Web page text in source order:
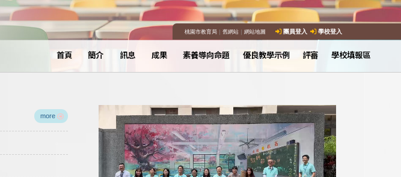
桃園市教育局｜ 舊網站｜ 網站地圖 團員登入 學校登入
首頁 簡介 訊息 成果 素養導向命題 優良教學示例 評審 學校填報區
more